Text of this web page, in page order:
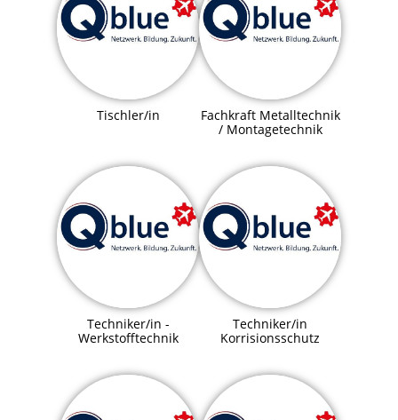
Tischler/in
Fachkraft Metalltechnik
/ Montagetechnik
Techniker/in -
Werkstofftechnik
Techniker/in
Korrisionsschutz